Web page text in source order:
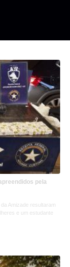
pela
Amizade resultaram
e um estudante